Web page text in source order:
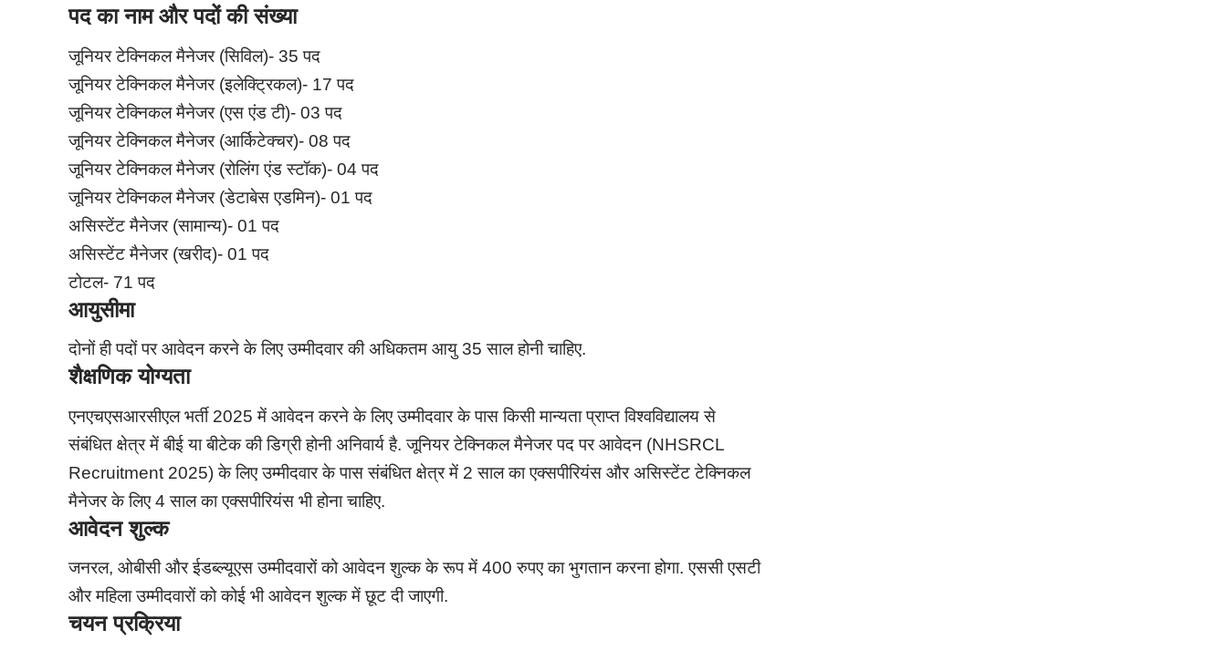
पद का नाम और पदों की संख्या
जूनियर टेक्निकल मैनेजर (सिविल)- 35 पद
जूनियर टेक्निकल मैनेजर (इलेक्ट्रिकल)- 17 पद
जूनियर टेक्निकल मैनेजर (एस एंड टी)- 03 पद
जूनियर टेक्निकल मैनेजर (आर्किटेक्चर)- 08 पद
जूनियर टेक्निकल मैनेजर (रोलिंग एंड स्टॉक)- 04 पद
जूनियर टेक्निकल मैनेजर (डेटाबेस एडमिन)- 01 पद
असिस्टेंट मैनेजर (सामान्य)- 01 पद
असिस्टेंट मैनेजर (खरीद)- 01 पद
टोटल- 71 पद
आयुसीमा
दोनों ही पदों पर आवेदन करने के लिए उम्मीदवार की अधिकतम आयु 35 साल होनी चाहिए.
शैक्षणिक योग्यता
एनएचएसआरसीएल भर्ती 2025 में आवेदन करने के लिए उम्मीदवार के पास किसी मान्यता प्राप्त विश्वविद्यालय से
संबंधित क्षेत्र में बीई या बीटेक की डिग्री होनी अनिवार्य है. जूनियर टेक्निकल मैनेजर पद पर आवेदन (NHSRCL
Recruitment 2025) के लिए उम्मीदवार के पास संबंधित क्षेत्र में 2 साल का एक्सपीरियंस और असिस्टेंट टेक्निकल
मैनेजर के लिए 4 साल का एक्सपीरियंस भी होना चाहिए.
आवेदन शुल्क
जनरल, ओबीसी और ईडब्ल्यूएस उम्मीदवारों को आवेदन शुल्क के रूप में 400 रुपए का भुगतान करना होगा. एससी एसटी
और महिला उम्मीदवारों को कोई भी आवेदन शुल्क में छूट दी जाएगी.
चयन प्रक्रिया